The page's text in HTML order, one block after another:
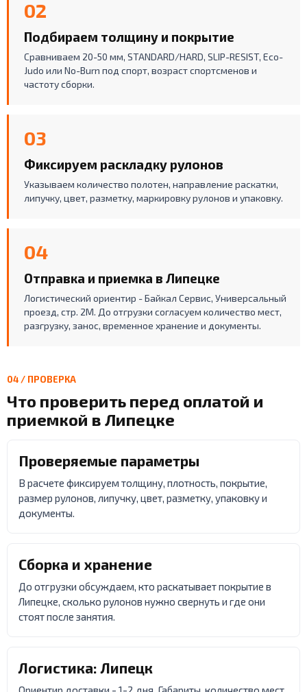
02
Подбираем толщину и покрытие
Сравниваем 20-50 мм, STANDARD/HARD, SLIP-RESIST, Eco-
Judo или No-Burn под спорт, возраст спортсменов и
частоту сборки.
03
Фиксируем раскладку рулонов
Указываем количество полотен, направление раскатки,
липучку, цвет, разметку, маркировку рулонов и упаковку.
04
Отправка и приемка в Липецке
Логистический ориентир - Байкал Сервис, Универсальный
проезд, стр. 2М. До отгрузки согласуем количество мест,
разгрузку, занос, временное хранение и документы.
04 / ПРОВЕРКА
Что проверить перед оплатой и
приемкой в Липецке
Проверяемые параметры
В расчете фиксируем толщину, плотность, покрытие,
размер рулонов, липучку, цвет, разметку, упаковку и
документы.
Сборка и хранение
До отгрузки обсуждаем, кто раскатывает покрытие в
Липецке, сколько рулонов нужно свернуть и где они
стоят после занятия.
Логистика: Липецк